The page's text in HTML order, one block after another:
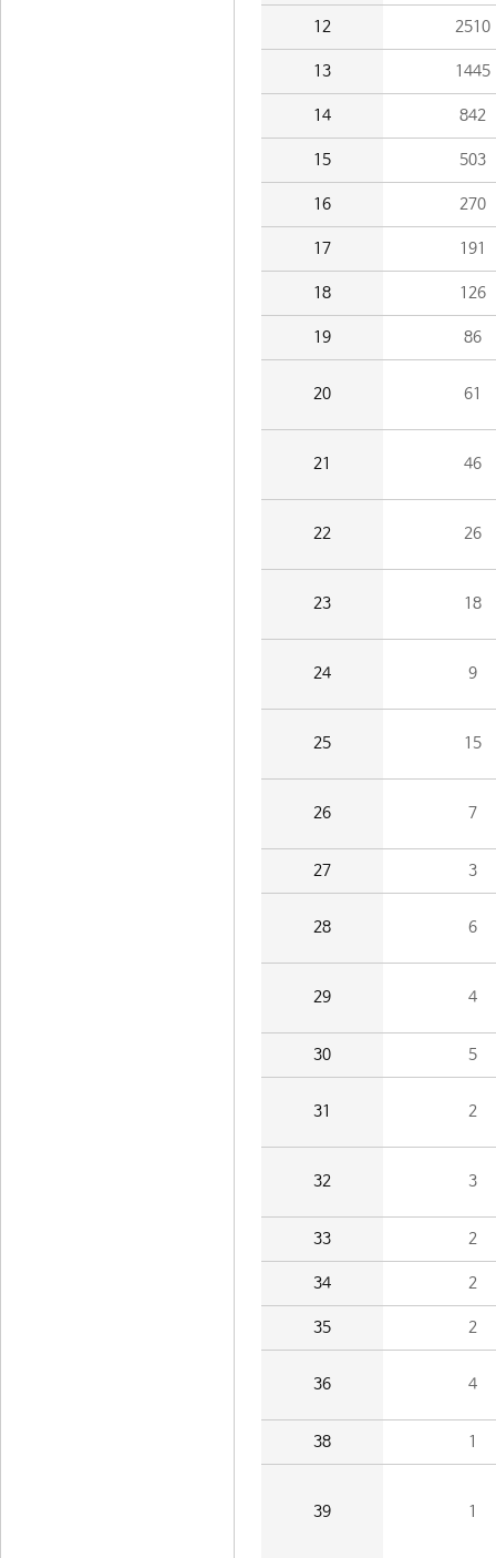
12 2510
13 1445
14 842
15 503
16 270
17 191
18 126
19 86
20 61
21 46
22 26
23 18
24 9
25 15
26 7
27 3
28 6
29 4
30 5
31 2
32 3
33 2
34 2
35 2
36 4
38 1
39 1